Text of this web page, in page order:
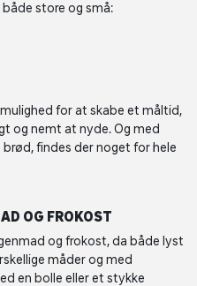
store og små:
for at skabe et måltid,
og nemt at nyde. Og med
findes der noget for hele
OG FROKOST
og frokost, da både lyst
måder og med
en bolle eller et stykke